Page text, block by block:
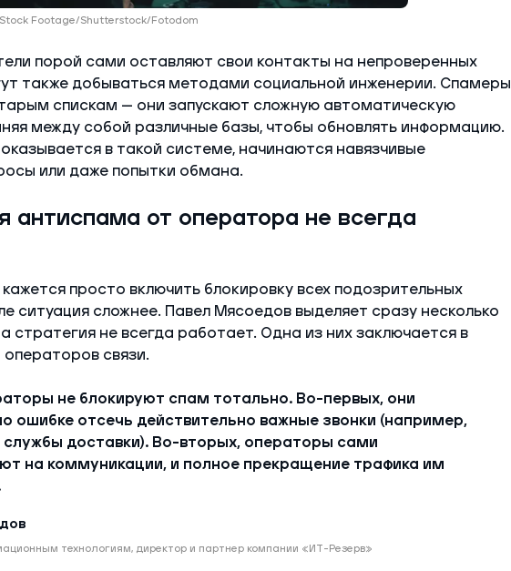
Footage/Shutterstock/Fotodom
порой сами оставляют свои контакты на непроверенных
также добываться методами социальной инженерии. Спамеры
спискам — они запускают сложную автоматическую
между собой различные базы, чтобы обновлять информацию.
в такой системе, начинаются навязчивые
или даже попытки обмана.
антиспама от оператора не всегда
просто включить блокировку всех подозрительных
ситуация сложнее. Павел Мясоедов выделяет сразу несколько
стратегия не всегда работает. Одна из них заключается в
связи.
не блокируют спам тотально. Во-первых, они
ошибке отсечь действительно важные звонки (например,
службы доставки). Во-вторых, операторы сами
на коммуникации, и полное прекращение трафика им
технологиям, директор и партнер компании «ИТ-Резерв»